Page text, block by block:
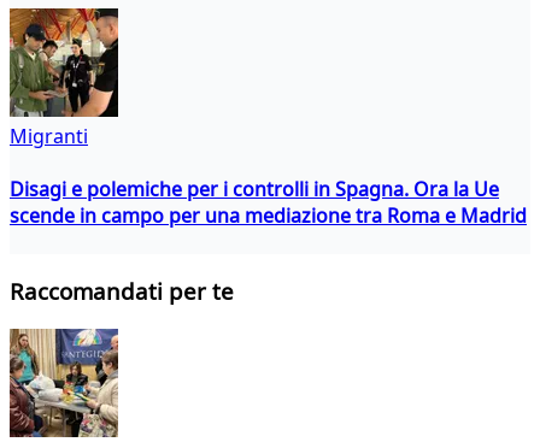
Migranti
Disagi e polemiche per i controlli in Spagna. Ora la Ue
scende in campo per una mediazione tra Roma e Madrid
Raccomandati per te